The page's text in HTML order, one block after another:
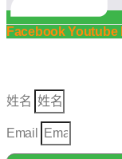
Facebook Youtube
姓名
Email